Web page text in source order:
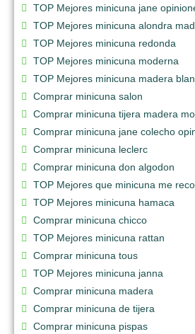
TOP Mejores minicuna jane
TOP Mejores minicuna alondra
TOP Mejores minicuna redonda
TOP Mejores minicuna moderna
TOP Mejores minicuna madera
Comprar minicuna salon
Comprar minicuna tijera madera
Comprar minicuna jane colecho
Comprar minicuna leclerc
Comprar minicuna don algodon
TOP Mejores que minicuna me
TOP Mejores minicuna hamaca
Comprar minicuna chicco
TOP Mejores minicuna rattan
Comprar minicuna tous
TOP Mejores minicuna janna
Comprar minicuna madera
Comprar minicuna de tijera
Comprar minicuna pispas